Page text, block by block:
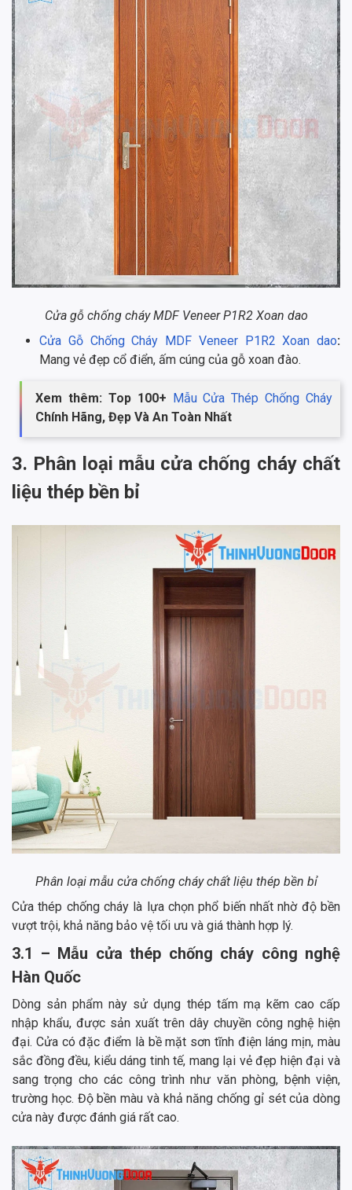
Cửa gỗ chống cháy MDF Veneer P1R2 Xoan dao
Cửa Gỗ Chống Cháy MDF Veneer P1R2 Xoan dao:
Mang vẻ đẹp cổ điển, ấm cúng của gỗ xoan đào.
Xem thêm: Top 100+ Mẫu Cửa Thép Chống Cháy
Chính Hãng, Đẹp Và An Toàn Nhất
3. Phân loại mẫu cửa chống cháy chất
liệu thép bền bỉ
Phân loại mẫu cửa chống cháy chất liệu thép bền bỉ
Cửa thép chống cháy là lựa chọn phổ biến nhất nhờ độ bền
vượt trội, khả năng bảo vệ tối ưu và giá thành hợp lý.
3.1 – Mẫu cửa thép chống cháy công nghệ
Hàn Quốc
Dòng sản phẩm này sử dụng thép tấm mạ kẽm cao cấp
nhập khẩu, được sản xuất trên dây chuyền công nghệ hiện
đại. Cửa có đặc điểm là bề mặt sơn tĩnh điện láng mịn, màu
sắc đồng đều, kiểu dáng tinh tế, mang lại vẻ đẹp hiện đại và
sang trọng cho các công trình như văn phòng, bệnh viện,
trường học. Độ bền màu và khả năng chống gỉ sét của dòng
cửa này được đánh giá rất cao.